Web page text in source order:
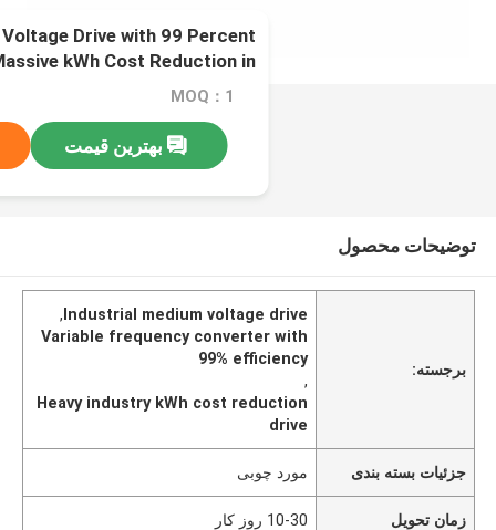
Drive with 99 Percent
kWh Cost Reduction in
Heavy Industries
MOQ：1
بهترین قیمت
توضیحات محصول
برجسته:
Industrial medium voltage drive
,
Variable frequency converter with
99% efficiency
,
Heavy industry kWh cost reduction
drive
جزئیات بسته بندی مورد چوبی
زمان تحویل 10-30 روز کار